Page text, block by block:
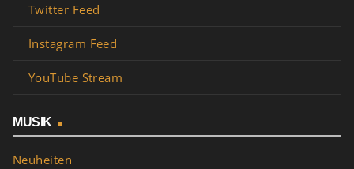
Twitter Feed
Instagram Feed
YouTube Stream
MUSIK
Neuheiten